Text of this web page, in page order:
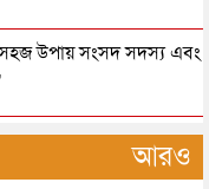
১৯ দিন পর লাশ উদ্ধার
যুবককে হত্যার অভিযোগ
সহজ উপায় সংসদ সদস্য এবং
আরও